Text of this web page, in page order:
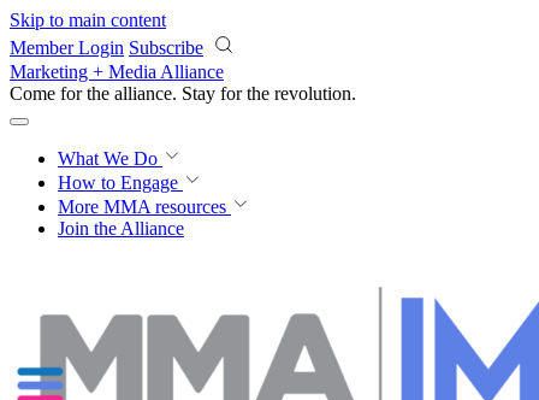
Skip to main content
Member Login Subscribe
Marketing + Media Alliance
Come for the alliance. Stay for the revolution.
What We Do
How to Engage
More MMA resources
Join the Alliance